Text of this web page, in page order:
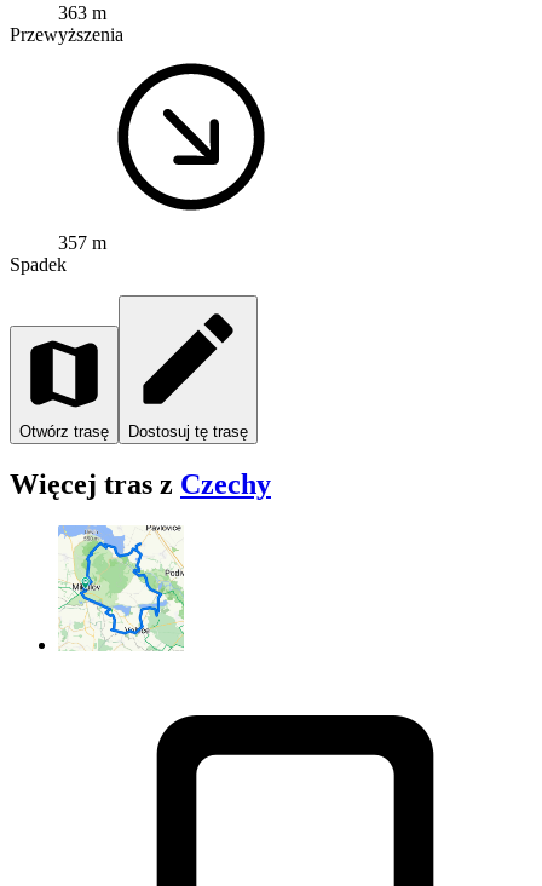
363 m
Przewyższenia
357 m
Spadek
Otwórz trasę Dostosuj tę trasę
Więcej tras z Czechy